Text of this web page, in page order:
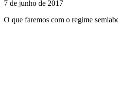
7 de junho de 2017
O que faremos com o regime